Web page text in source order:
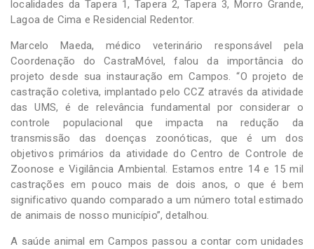
localidades da Tapera 1, Tapera 2, Tapera 3, Morro Grande,
Lagoa de Cima e Residencial Redentor.
Marcelo Maeda, médico veterinário responsável pela
Coordenação do CastraMóvel, falou da importância do
projeto desde sua instauração em Campos. “O projeto de
castração coletiva, implantado pelo CCZ através da atividade
das UMS, é de relevância fundamental por considerar o
controle populacional que impacta na redução da
transmissão das doenças zoonóticas, que é um dos
objetivos primários da atividade do Centro de Controle de
Zoonose e Vigilância Ambiental. Estamos entre 14 e 15 mil
castrações em pouco mais de dois anos, o que é bem
significativo quando comparado a um número total estimado
de animais de nosso município”, detalhou.
A saúde animal em Campos passou a contar com unidades